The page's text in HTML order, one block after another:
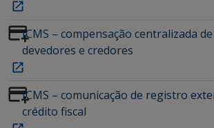
ICMS – compensação centralizada
devedores e credores
ICMS – comunicação de registro
crédito fiscal